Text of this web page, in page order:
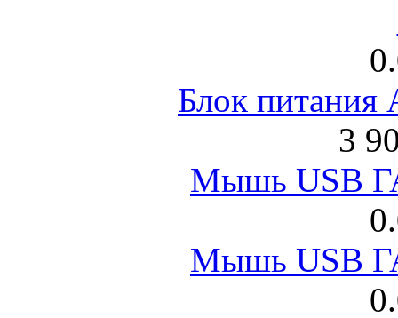
Блок питания
3
Мышь USB
Мышь USB